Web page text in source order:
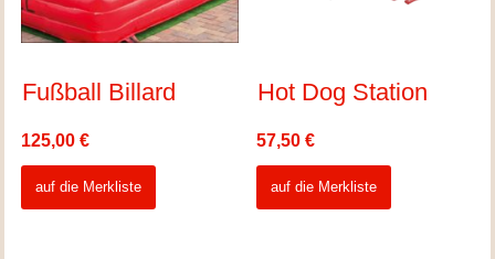
Fußball Billard
125,00€
auf die Merkliste
Hot Dog Station
57,50€
auf die Merkliste